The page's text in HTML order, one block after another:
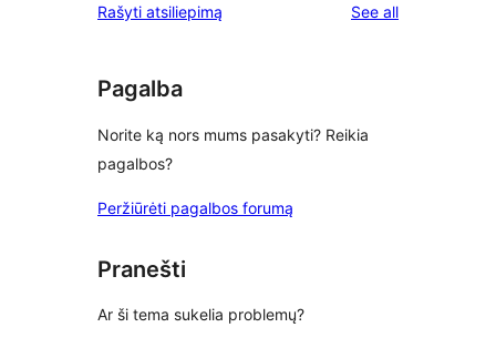
Rašyti atsiliepimą See allreviews
Pagalba
Norite ką nors mums pasakyti? Reikia
pagalbos?
Peržiūrėti pagalbos forumą
Pranešti
Ar ši tema sukelia problemų?